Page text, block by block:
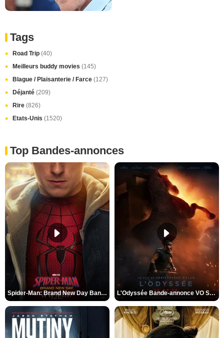
Tags
Road Trip (40)
Meilleurs buddy movies (145)
Blague / Plaisanterie / Farce (127)
Déjanté (209)
Rire (826)
Etats-Unis (1520)
Top Bandes-annonces
Spider-Man: Brand New Day Bande-annonce VO STFR L'Odyssée Bande-annonce VO STFR